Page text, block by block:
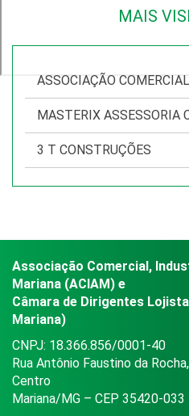
MAIS
ASSOCIAÇÃO
MASTERIX ASSESSORIA
3 T CONSTRUÇÕES
Associação Comercial,
Mariana (ACIAM) e
Câmara de Dirigentes
Mariana)
CNPJ: 18.366.856/0001-40
Rua Antônio Faustino da
Centro
Mariana/MG – CEP 35420-033